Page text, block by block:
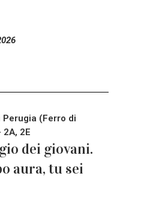
Perugia (Ferro di
2A, 2E
dei giovani.
aura, tu sei